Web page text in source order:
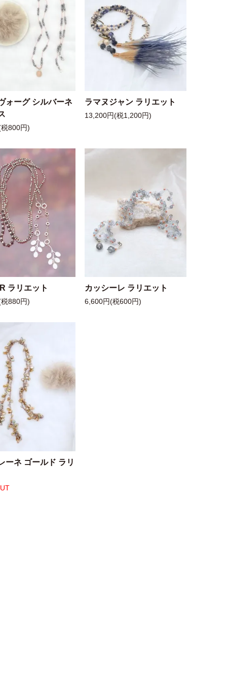
ォーグ シルバーネ
800円)
ラマヌジャン ラリエット
13,200円(税1,200円)
ラリエット
880円)
カッシーレ ラリエット
6,600円(税600円)
ーネ ゴールド ラリ